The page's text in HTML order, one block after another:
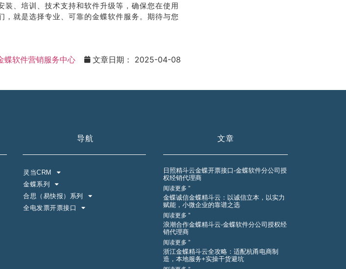
装、培训、技术支持和软件升级等，确保您在使用
，就是选择专业、可靠的金蝶软件服务。期待与您
蝶软件营销服务中心 文章日期： 2025-04-08
导航
灵当CRM
金蝶系列
合思（易快报）系列
全电发票开票接口
文章
日照精斗云金蝶开票接口-金蝶软件分公司授
权经销代理商
阅读更多 ”
金蝶诚信金蝶精斗云：以诚信立本，以实力
赋能，小微企业的靠谱之选
阅读更多 ”
浪潮合作金蝶精斗云-金蝶软件分公司授权经
销代理商
阅读更多 ”
浙江金蝶精斗云全攻略：适配杭甬电商制
造，本地服务+实操干货避坑